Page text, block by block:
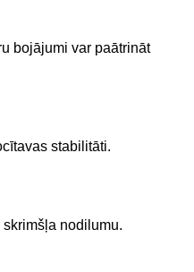
bojājumi var paātrināt
stabilitāti.
nodilumu.